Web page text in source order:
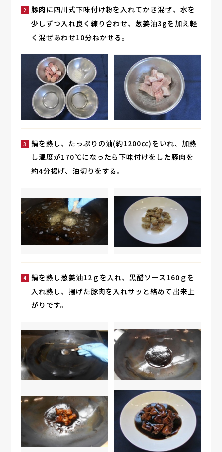
豚肉に四川式下味付け粉を入れてかき混ぜ、水を
少しずつ入れ良く練り合わせ、葱姜油3gを加え軽
く混ぜあわせ10分ねかせる。
鍋を熱し、たっぷりの油(約1200㏄)をいれ、加熱
し温度が170℃になったら下味付けをした豚肉を
約4分揚げ、油切りをする。
鍋を熱し葱姜油12ｇを入れ、黒醋ソース160ｇを
入れ熱し、揚げた豚肉を入れサッと絡めて出来上
がりです。